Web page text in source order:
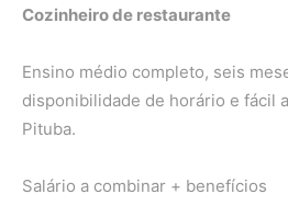
Cozinheiro de restaurante
Ensino médio completo, seis
disponibilidade de horário e fácil
Pituba.
Salário a combinar + benefícios